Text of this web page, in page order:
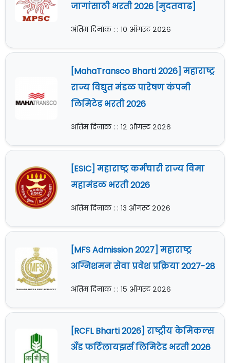
जागांसाठी भरती 2026 [मुदतवाढ]
अंतिम दिनांक : : १० ऑगस्ट २०२६
[MahaTransco Bharti 2026] महाराष्ट्र
राज्य विद्युत मंडळ पारेषण कंपनी
लिमिटेड भरती 2026
अंतिम दिनांक : : १२ ऑगस्ट २०२६
[ESIC] महाराष्ट्र कर्मचारी राज्य विमा
महामंडळ भरती 2026
अंतिम दिनांक : : १३ ऑगस्ट २०२६
[MFS Admission 2027] महाराष्ट्र
अग्निशमन सेवा प्रवेश प्रक्रिया 2027-28
अंतिम दिनांक : : १५ ऑगस्ट २०२६
[RCFL Bharti 2026] राष्ट्रीय केमिकल्स
अँड फर्टिलायझर्स लिमिटेड भरती 2026